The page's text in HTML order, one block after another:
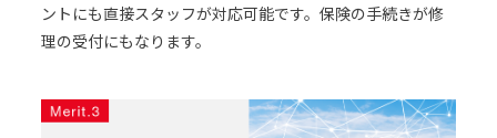
ントにも直接スタッフが対応可能です。保険の手続きが修
理の受付にもなります。